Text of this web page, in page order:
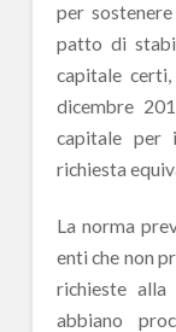
per
patto di
capitale
dicembre
capitale per
richiesta
La norma
enti che non
richieste alla
abbiano